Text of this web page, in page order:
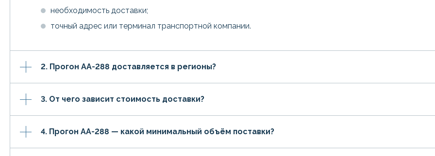
необходимость доставки;
точный адрес или терминал транспортной компании.
2. Прогон АА-288 доставляется в регионы?
3. От чего зависит стоимость доставки?
4. Прогон АА-288 — какой минимальный объём поставки?